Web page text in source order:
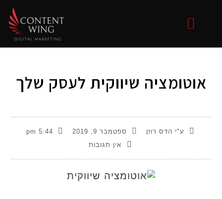
אוטומציה שיווקית לעסק שלך
ע"י הדס רוזן ספטמבר 9, 2019
5:44 pm
אין תגובות